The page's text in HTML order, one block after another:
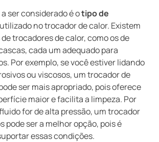
ser considerado é otipo de
no trocador de calor. Existem
trocadores de calor, como os de
cada um adequado para
Por exemplo, se você estiver lidando
ou viscosos, um trocador de
ser mais apropriado, pois oferece
maior e facilita a limpeza. Por
for de alta pressão, um trocador
pode ser a melhor opção, pois é
essas condições.